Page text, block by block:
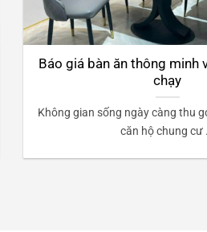
Báo giá bàn ăn thông minh
chạy
Không gian sống ngày càng thu
căn hộ chung cư